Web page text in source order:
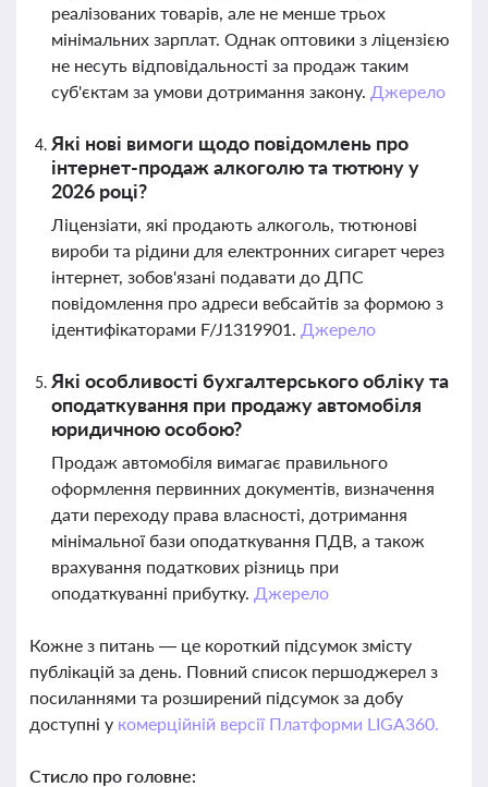
реалізованих товарів, але не менше трьох
мінімальних зарплат. Однак оптовики з ліцензією
не несуть відповідальності за продаж таким
суб'єктам за умови дотримання закону. Джерело
Які нові вимоги щодо повідомлень про
інтернет-продаж алкоголю та тютюну у
2026 році?
Ліцензіати, які продають алкоголь, тютюнові
вироби та рідини для електронних сигарет через
інтернет, зобов'язані подавати до ДПС
повідомлення про адреси вебсайтів за формою з
ідентифікаторами F/J1319901. Джерело
Які особливості бухгалтерського обліку та
оподаткування при продажу автомобіля
юридичною особою?
Продаж автомобіля вимагає правильного
оформлення первинних документів, визначення
дати переходу права власності, дотримання
мінімальної бази оподаткування ПДВ, а також
врахування податкових різниць при
оподаткуванні прибутку. Джерело
Кожне з питань — це короткий підсумок змісту
публікацій за день. Повний список першоджерел з
посиланнями та розширений підсумок за добу
доступні у комерційній версії Платформи LIGA360.
Стисло про головне: